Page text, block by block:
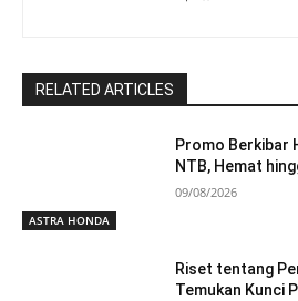
RELATED ARTICLES
ASTRA HONDA
Promo Berkibar
NTB, Hemat
09/08/2026
Riset tentang
Temukan Kunci